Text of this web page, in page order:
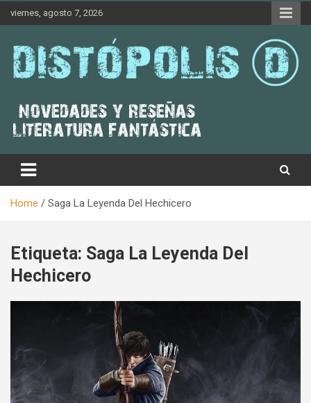
viernes, agosto 7, 2026
Distópolis
Home Saga La Leyenda Del Hechicero
Etiqueta: Saga La Leyenda Del
Hechicero